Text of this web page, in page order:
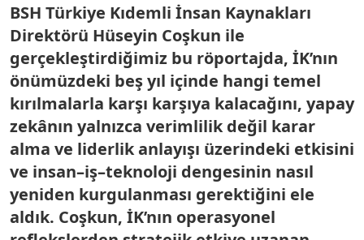
BSH Türkiye Kıdemli İnsan Kaynakları
Direktörü Hüseyin Coşkun ile
gerçekleştirdiğimiz bu röportajda, İK’nın
önümüzdeki beş yıl içinde hangi temel
kırılmalarla karşı karşıya kalacağını, yapay
zekânın yalnızca verimlilik değil karar
alma ve liderlik anlayışı üzerindeki etkisini
ve insan–iş–teknoloji dengesinin nasıl
yeniden kurgulanması gerektiğini ele
aldık. Coşkun, İK’nın operasyonel